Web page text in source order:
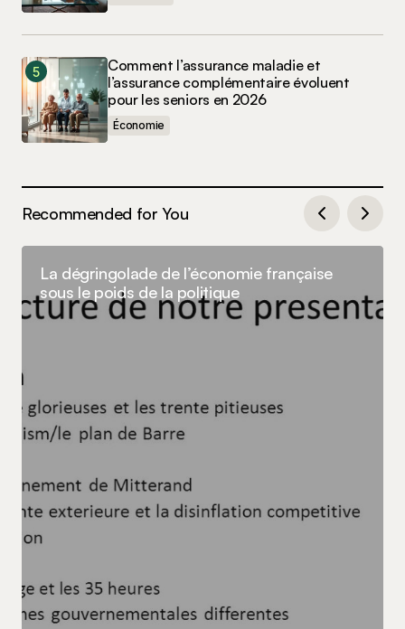
Comment l’assurance maladie et
l’assurance complémentaire évoluent
pour les seniors en 2026
Économie
Recommended for You
La dégringolade de l’économie française
sous le poids de la politique